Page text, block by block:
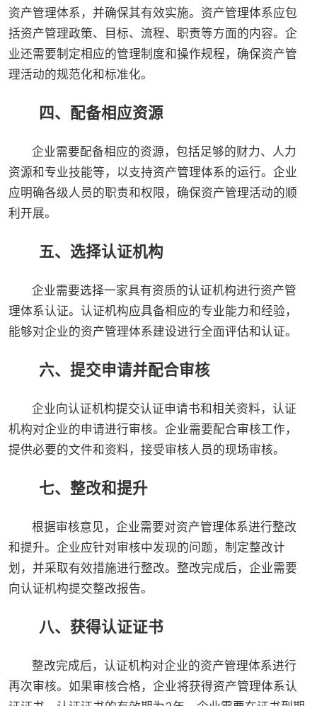
资产管理体系，并确保其有效实施。资产管理体系应包
括资产管理政策、目标、流程、职责等方面的内容。企
业还需要制定相应的管理制度和操作规程，确保资产管
理活动的规范化和标准化。
四、配备相应资源
企业需要配备相应的资源，包括足够的财力、人力
资源和专业技能等，以支持资产管理体系的运行。企业
应明确各级人员的职责和权限，确保资产管理活动的顺
利开展。
五、选择认证机构
企业需要选择一家具有资质的认证机构进行资产管
理体系认证。认证机构应具备相应的专业能力和经验，
能够对企业的资产管理体系建设进行全面评估和认证。
六、提交申请并配合审核
企业向认证机构提交认证申请书和相关资料，认证
机构对企业的申请进行审核。企业需要配合审核工作，
提供必要的文件和资料，接受审核人员的现场审核。
七、整改和提升
根据审核意见，企业需要对资产管理体系进行整改
和提升。企业应针对审核中发现的问题，制定整改计
划，并采取有效措施进行整改。整改完成后，企业需要
向认证机构提交整改报告。
八、获得认证证书
整改完成后，认证机构对企业的资产管理体系进行
再次审核。如果审核合格，企业将获得资产管理体系认